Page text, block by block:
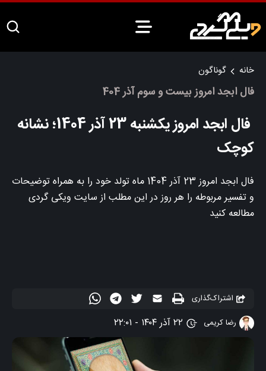
خانه گوناگون
فال ابجد امروز بیست و سوم آذر 404
فال ابجد امروز یکشنبه 23 آذر 1404؛ نشانه
کوچک
فال ابجد امروز 23 آذر 1404 ماه تولد خود را به همراه توضیحات
و تفسیر مربوطه را هر روز در این مطلب از سایت ویکی گردی
مطالعه کنید
اشتراک‌گذاری
رضا کریمی
۲۲ آذر ۱۴۰۴ - ۲۲:۰۱